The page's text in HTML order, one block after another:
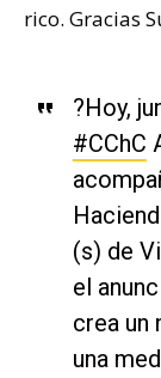
rico. Gracias
?Hoy,
#CChC
(s) de
el
crea un
una